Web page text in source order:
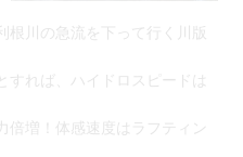
根川の急流を下って行く川版
すれば、ハイドロスピードは
倍増！体感速度はラフティン